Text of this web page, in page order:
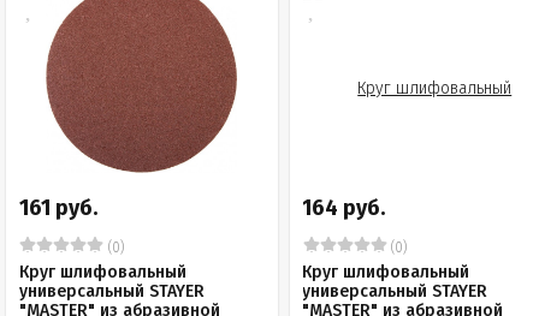
161 руб.
(0)
Круг шлифовальный
универсальный STAYER
"MASTER" из абразивной
164 руб.
(0)
Круг шлифовальный
универсальный STAYER
"MASTER" из абразивной